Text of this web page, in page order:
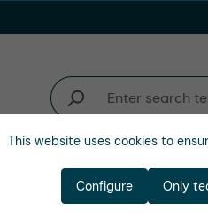
Azienda
This website uses cookies to
Only
Configure